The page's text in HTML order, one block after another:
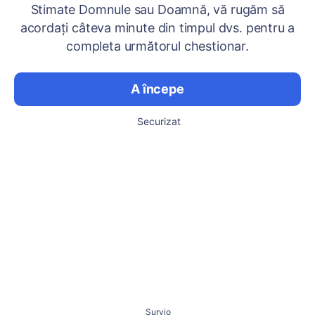
Stimate Domnule sau Doamnă, vă rugăm să
acordați câteva minute din timpul dvs. pentru a
completa următorul chestionar.
A începe
Securizat
Survio